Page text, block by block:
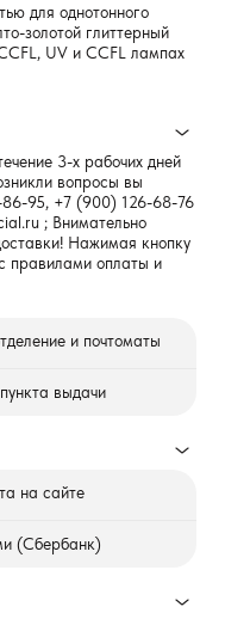
для однотонного
золотой глиттерный
UV и CCFL лампах
3-х рабочих дней
вопросы вы
95, +7 (900) 126-68-76
; Внимательно
Нажимая кнопку
правилами оплаты и
и почтоматы
выдачи
на сайте
(Сбербанк)